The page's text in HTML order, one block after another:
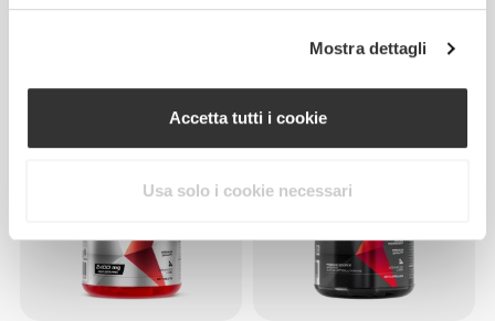
Mostra dettagli
Accetta tutti i cookie
Usa solo i cookie necessari
CHF 9.93 CHF 17.00
CHF 17.60 CHF 22.00
20%
Porridge di Riso Proteico 720